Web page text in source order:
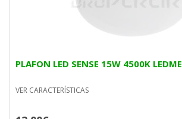
PLAFON LED SENSE 15W 4500K LEDME
VER CARACTERÍSTICAS